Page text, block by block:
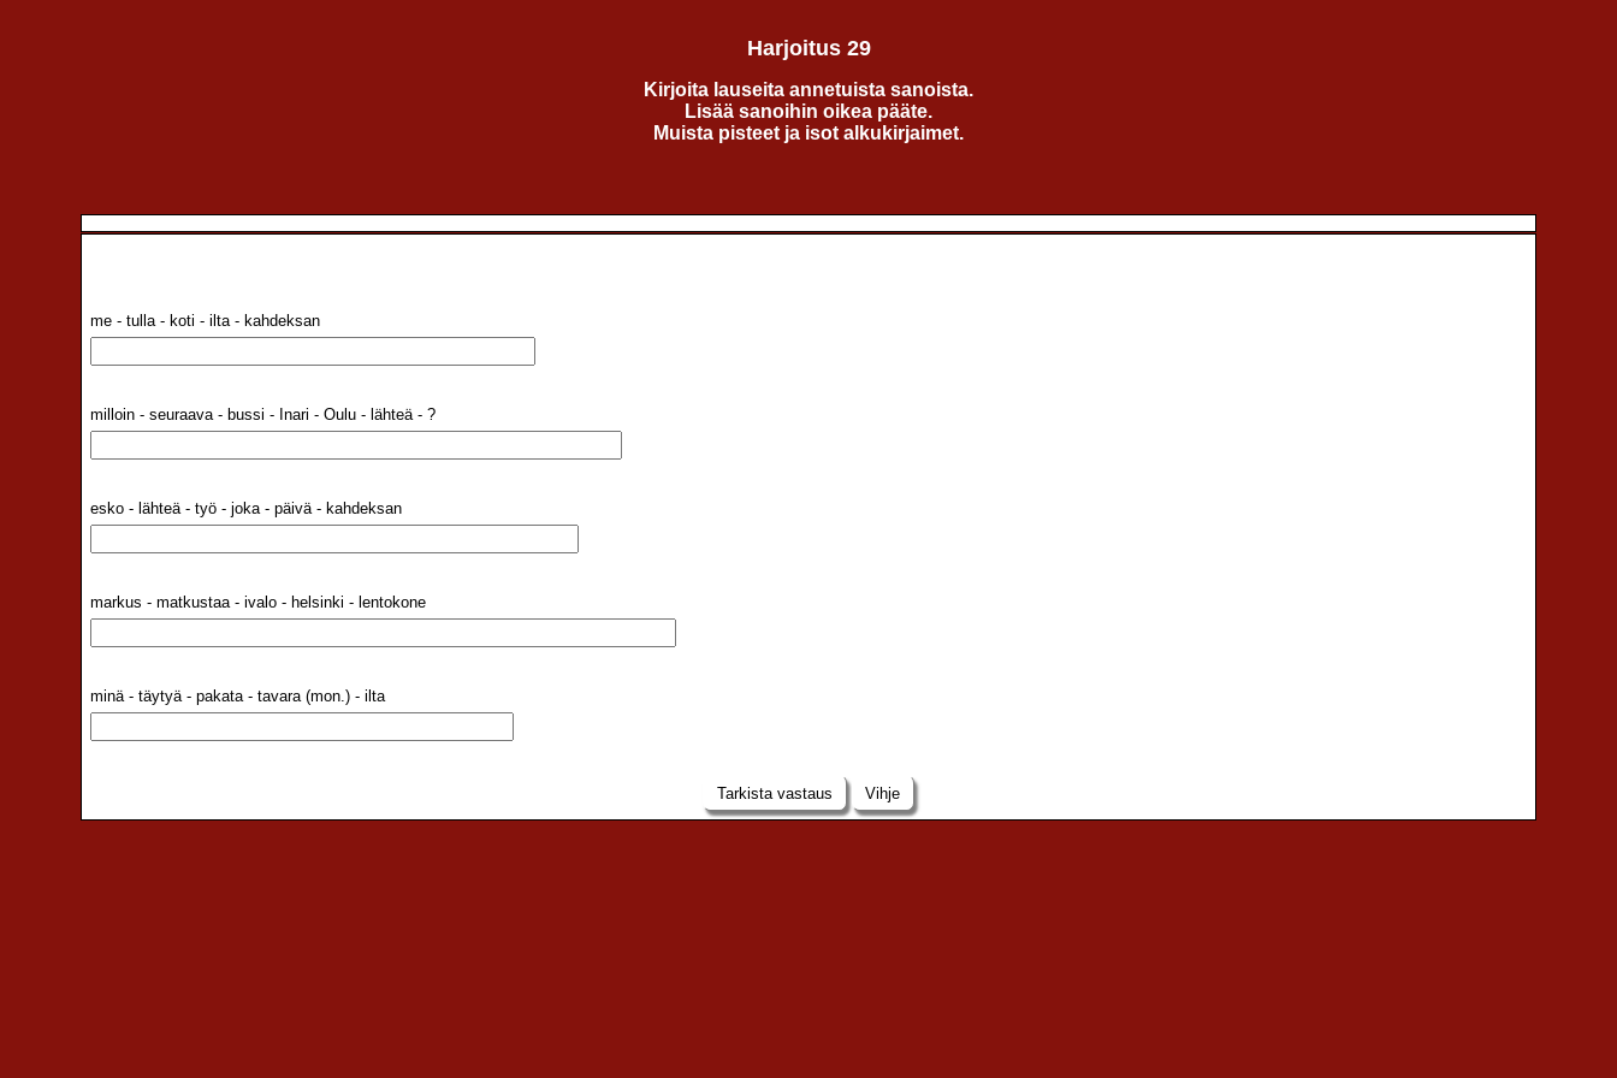
Harjoitus 29
Kirjoita lauseita annetuista sanoista.
Lisää sanoihin oikea pääte.
Muista pisteet ja isot alkukirjaimet.
me - tulla - koti - ilta - kahdeksan
milloin - seuraava - bussi - Inari - Oulu - lähteä - ?
esko - lähteä - työ - joka - päivä - kahdeksan
markus - matkustaa - ivalo - helsinki - lentokone
minä - täytyä - pakata - tavara (mon.) - ilta
Tarkista vastaus Vihje